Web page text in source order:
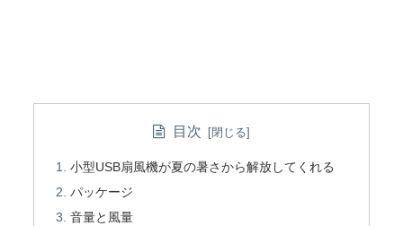
目次
小型USB扇風機が夏の暑さから解放してくれる
パッケージ
音量と風量